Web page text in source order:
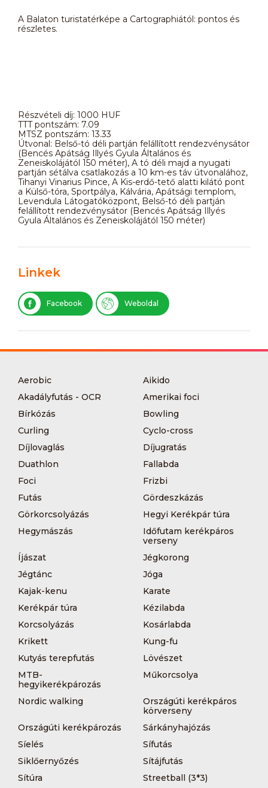
A Balaton turistatérképe a Cartographiától: pontos és
részletes.
Részvételi díj: 1000 HUF
TTT pontszám: 7.09
MTSZ pontszám: 13.33
Útvonal: Belső-tó déli partján felállított rendezvénysátor
(Bencés Apátság Illyés Gyula Általános és
Zeneiskolájától 150 méter), A tó déli majd a nyugati
partján sétálva csatlakozás a 10 km-es táv útvonalához,
Tihanyi Vinarius Pince, A Kis-erdő-tető alatti kilátó pont
a Külső-tóra, Sportpálya, Kálvária, Apátsági templom,
Levendula Látogatóközpont, Belső-tó déli partján
felállított rendezvénysátor (Bencés Apátság Illyés
Gyula Általános és Zeneiskolájától 150 méter)
Linkek
Facebook Weboldal
Aerobic
Aikido
Akadályfutás - OCR
Amerikai foci
Bírkózás
Bowling
Curling
Cyclo-cross
Díjlovaglás
Díjugratás
Duathlon
Fallabda
Foci
Frizbi
Futás
Gördeszkázás
Görkorcsolyázás
Hegyi Kerékpár túra
Hegymászás
Időfutam kerékpáros
verseny
Íjászat
Jégkorong
Jégtánc
Jóga
Kajak-kenu
Karate
Kerékpár túra
Kézilabda
Korcsolyázás
Kosárlabda
Krikett
Kung-fu
Kutyás terepfutás
Lövészet
MTB-
hegyikerékpározás
Műkorcsolya
Nordic walking
Országúti kerékpáros
körverseny
Országúti kerékpározás
Sárkányhajózás
Síelés
Sífutás
Siklőernyőzés
Sítájfutás
Sítúra
Streetball (3*3)